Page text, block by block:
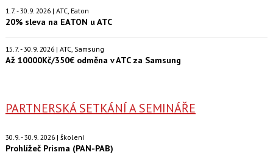
1.7. - 30.9. 2026 | ATC, Eaton
20% sleva na EATON u ATC
15.7. - 30.9. 2026 | ATC, Samsung
Až 10000Kč/350€ odměna v ATC za Samsung
PARTNERSKÁ SETKÁNÍ A SEMINÁŘE
30.9. - 30.9. 2026 | školení
Prohlížeč Prisma (PAN-PAB)